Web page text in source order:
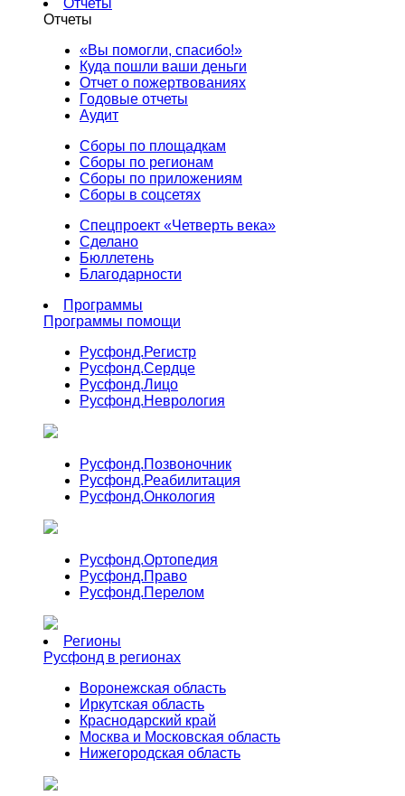
Отчеты
Отчеты
«Вы помогли, спасибо!»
Куда пошли ваши деньги
Отчет о пожертвованиях
Годовые отчеты
Аудит
Сборы по площадкам
Сборы по регионам
Сборы по приложениям
Сборы в соцсетях
Спецпроект «Четверть века»
Сделано
Бюллетень
Благодарности
Программы
Программы помощи
Русфонд.Регистр
Русфонд.Сердце
Русфонд.Лицо
Русфонд.Неврология
Русфонд.Позвоночник
Русфонд.Реабилитация
Русфонд.Онкология
Русфонд.Ортопедия
Русфонд.Право
Русфонд.Перелом
Регионы
Русфонд в регионах
Воронежская область
Иркутская область
Краснодарский край
Москва и Московская область
Нижегородская область